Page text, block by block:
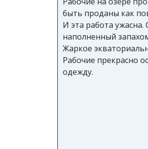
быть проданы как
И эта работа
наполненный
Жаркое
Рабочие прекрасно
одежду.